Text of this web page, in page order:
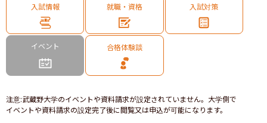
入試情報 就職・資格 入試対策
イベント 合格体験談
注意:武蔵野大学のイベントや資料請求が設定されていません。大学側で
イベントや資料請求の設定完了後に閲覧又は申込が可能になります。